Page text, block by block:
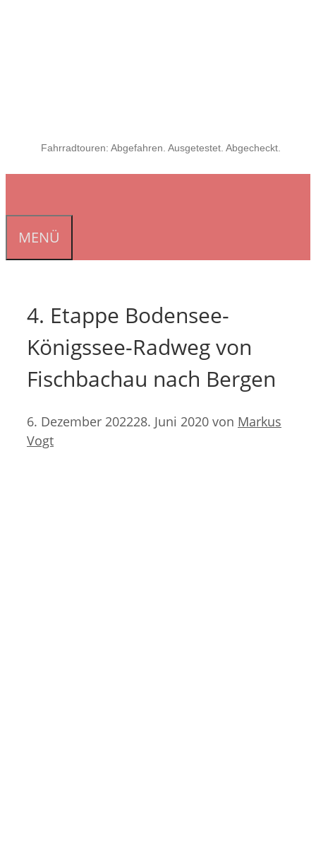
Fahrradtouren: Abgefahren. Ausgetestet. Abgecheckt.
MENÜ
4. Etappe Bodensee-
Königssee-Radweg von
Fischbachau nach Bergen
6. Dezember 202228. Juni 2020 von Markus
Vogt